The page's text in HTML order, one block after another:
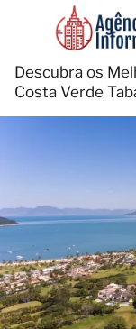
Descubra os
Costa Verde